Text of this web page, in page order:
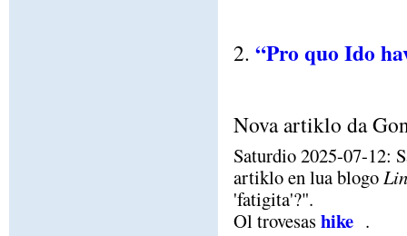
2. “Pro quo Ido
Nova artiklo da
Saturdio 2025-07-12:
artiklo en lua blogo
'fatigita'?".
Ol trovesashike .